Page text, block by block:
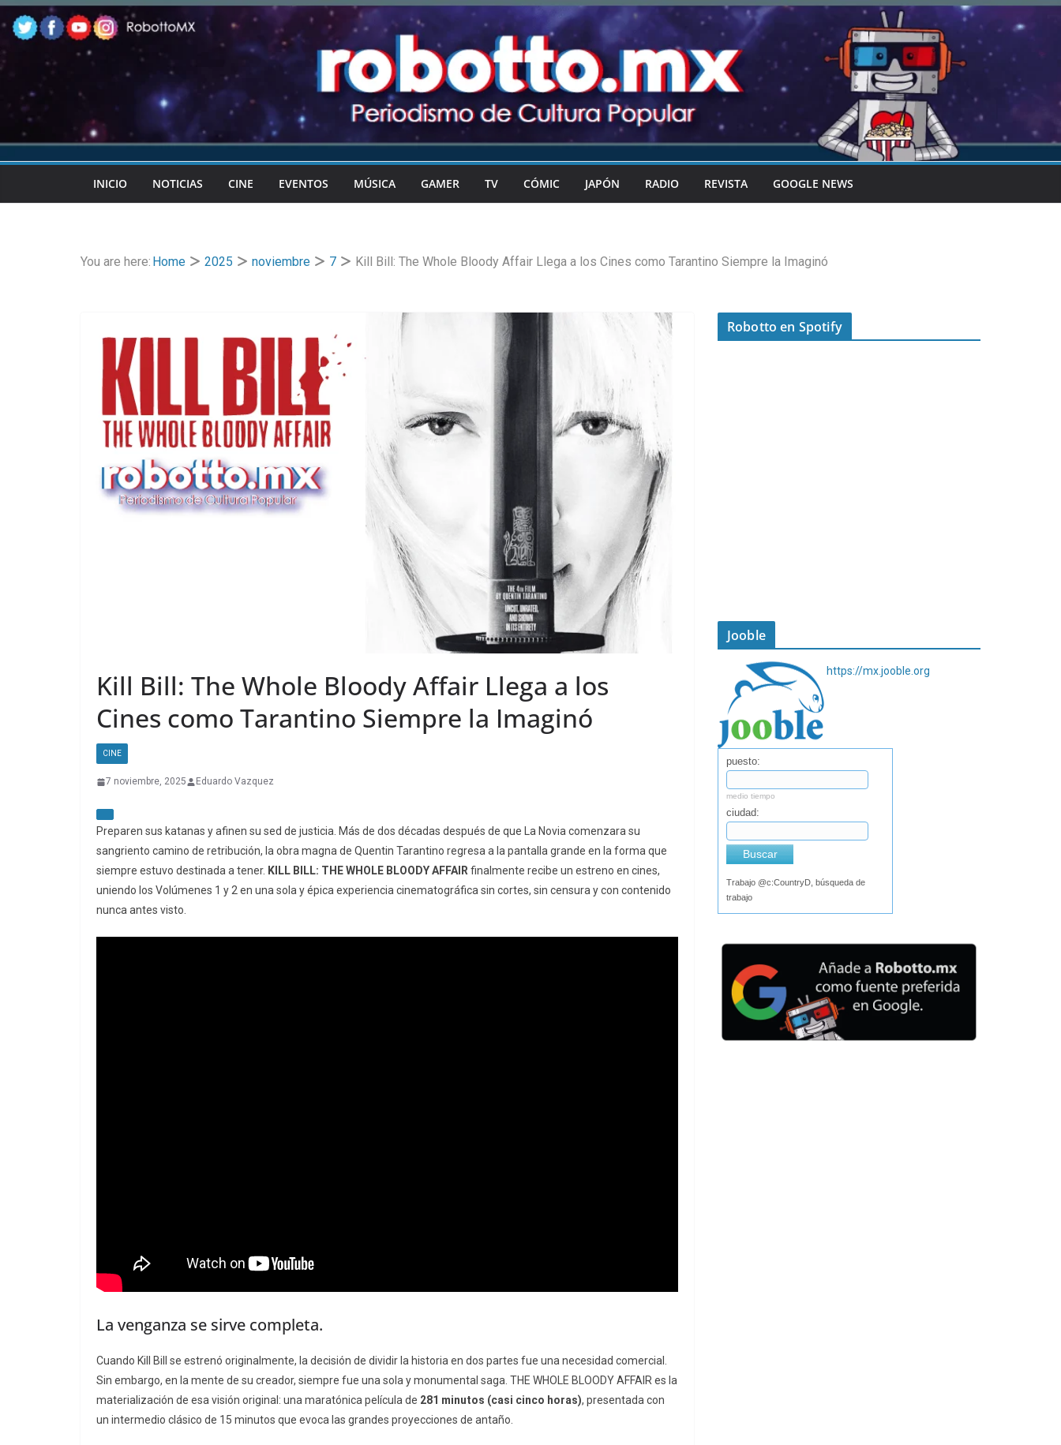
Skip
to
content
INICIO NOTICIAS CINE EVENTOS MÚSICA GAMER TV CÓMIC JAPÓN RADIO REVISTA GOOGLE NEWS
You are here: Home 2025 noviembre 7 Kill Bill: The Whole Bloody Affair Llega a los Cines como Tarantino Siempre la Imaginó
Kill Bill: The Whole Bloody Affair Llega a los
Cines como Tarantino Siempre la Imaginó
CINE
7 noviembre, 2025 Eduardo Vazquez
Preparen sus katanas y afinen su sed de justicia. Más de dos décadas después de que La Novia comenzara su
sangriento camino de retribución, la obra magna de Quentin Tarantino regresa a la pantalla grande en la forma que
siempre estuvo destinada a tener. KILL BILL: THE WHOLE BLOODY AFFAIR finalmente recibe un estreno en cines,
uniendo los Volúmenes 1 y 2 en una sola y épica experiencia cinematográfica sin cortes, sin censura y con contenido
nunca antes visto.
La venganza se sirve completa.
Cuando Kill Bill
se estrenó originalmente, la decisión de dividir la historia en dos partes fue una necesidad comercial.
Sin embargo, en la mente de su creador, siempre fue una sola y monumental saga. THE WHOLE BLOODY AFFAIR es la
materialización de esa visión original: una maratónica película de 281 minutos (casi cinco horas), presentada con
un intermedio clásico de 15 minutos que evoca las grandes proyecciones de antaño.
Robotto en Spotify
Jooble
https://mx.jooble.org
puesto:
medio tiempo
ciudad:
Buscar
Trabajo @c:CountryD, búsqueda de
trabajo